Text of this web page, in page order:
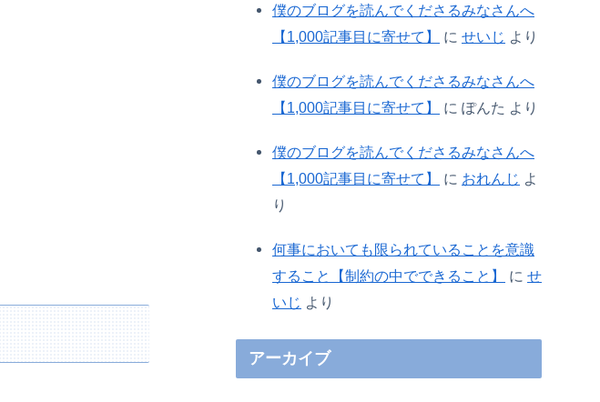
僕のブログを読んでくださるみなさんへ
【1,000記事目に寄せて】
に せいじ より
僕のブログを読んでくださるみなさんへ
【1,000記事目に寄せて】
に ぽんた より
僕のブログを読んでくださるみなさんへ
【1,000記事目に寄せて】
に おれんじ よ
り
何事においても限られていることを意識
すること【制約の中でできること】
に せ
いじ より
アーカイブ